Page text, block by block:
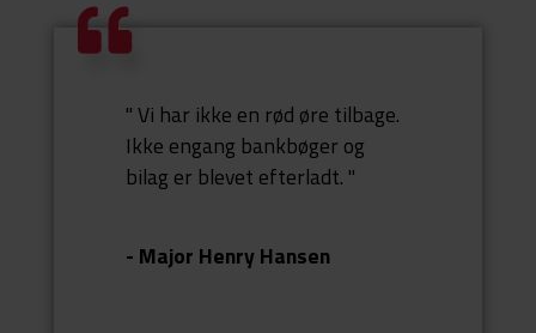
" Vi har ikke en rød øre tilbage.
Ikke engang bankbøger og
bilag er blevet efterladt. "
- Major Henry Hansen